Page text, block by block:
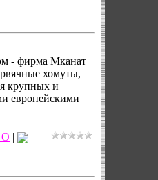
- фирма Мканат
хомуты,
крупных и
европейскими
О |